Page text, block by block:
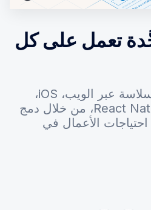
تعمل على كل
تحكّم بالدفع بسرعة وسلاسة عبر الويب، iOS،
أندرويد، Flutter، وReact Native، من خلال دمج
الأعمال في